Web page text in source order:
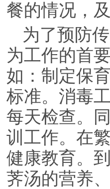
餐的情况，
为了预防
为工作的首
如：制定保
标准。消毒
每天检查。
训工作。在
健康教育。
荠汤的营养